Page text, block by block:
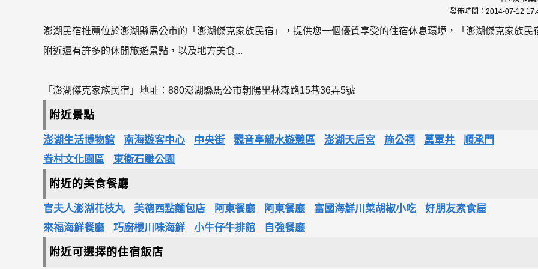
發佈時間： 2014-07-12
澎湖民宿推薦位於澎湖縣馬公市的「澎湖傑克家族民宿」，提供您一個優質享受的住宿休息環境，「澎湖傑克家族民
附近還有許多的休閒旅遊景點，以及地方美食...
「澎湖傑克家族民宿」地址：880澎湖縣馬公市朝陽里林森路15巷36弄5號
附近景點
澎湖生活博物館 南海遊客中心 中央街 觀音亭親水遊憩區 澎湖天后宮 施公祠 萬軍井
順承門
眷村文化園區
東衛石雕公園
附近的美食餐廳
官夫人澎湖花枝丸 美德西點麵包店 阿東餐廳 阿東餐廳 富國海鮮川菜胡椒小吃
好朋友素食屋
來福海鮮餐廳
巧廚樓川味海鮮 小牛仔牛排館 自強餐廳
附近可選擇的住宿飯店